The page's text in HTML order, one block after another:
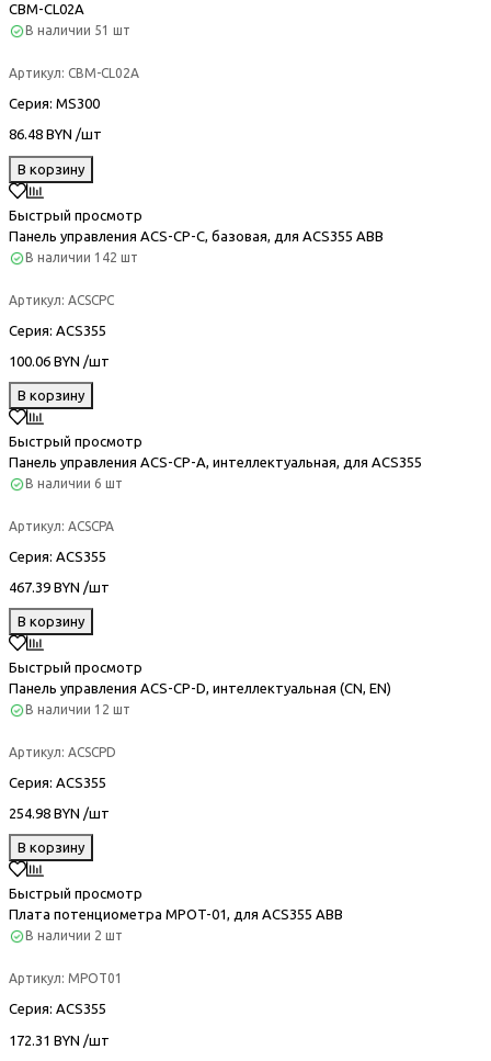
CBM-CL02A
В наличии 51 шт
Артикул: CBM-CL02A
Серия: MS300
86.48 BYN /шт
В корзину
Быстрый просмотр
Панель управления ACS-CP-C, базовая, для ACS355 ABB
В наличии 142 шт
Артикул: ACSCPC
Серия: ACS355
100.06 BYN /шт
В корзину
Быстрый просмотр
Панель управления ACS-CP-A, интеллектуальная, для ACS355
В наличии 6 шт
Артикул: ACSCPA
Серия: ACS355
467.39 BYN /шт
В корзину
Быстрый просмотр
Панель управления ACS-CP-D, интеллектуальная (CN, EN)
В наличии 12 шт
Артикул: ACSCPD
Серия: ACS355
254.98 BYN /шт
В корзину
Быстрый просмотр
Плата потенциометра MPOT-01, для ACS355 ABB
В наличии 2 шт
Артикул: MPOT01
Серия: ACS355
172.31 BYN /шт